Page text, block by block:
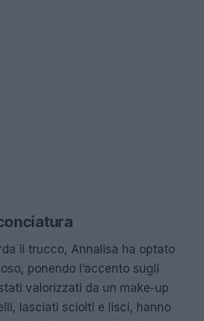
il trucco, Annalisa ha optato
ponendo l’accento sugli
valorizzati da un make-up
lasciati sciolti e lisci, hanno